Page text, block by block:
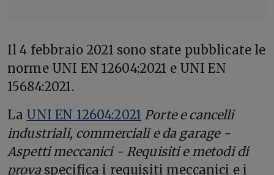
Il 4 febbraio 2021 sono state pubblicate le
norme UNI EN 12604:2021 e UNI EN
15684:2021.
La UNI EN 12604:2021 Porte e cancelli
industriali, commerciali e da garage -
Aspetti meccanici - Requisiti e metodi di
provaspecifica i requisiti meccanici e i